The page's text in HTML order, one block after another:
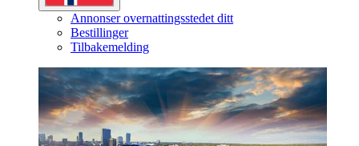
Annonser overnattingsstedet ditt
Bestillinger
Tilbakemelding